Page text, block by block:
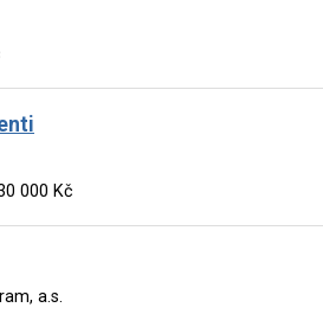
000 Kč
a.s.